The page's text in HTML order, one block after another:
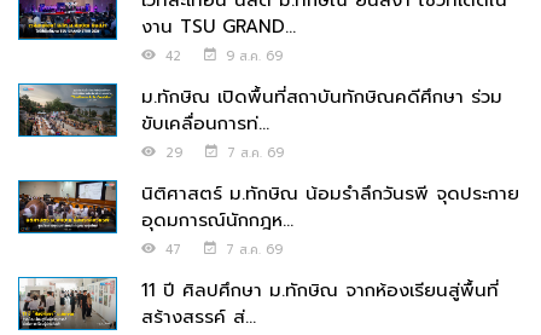
งาน TSU GRAND...
42 9 ส.ค. 69
ม.ทักษิณ เปิดพื้นที่สถาบันทักษิณคดีศึกษา ร่วม
ขับเคลื่อนการท่...
29 7 ส.ค. 69
นิติศาสตร์ ม.ทักษิณ น้อมรำลึกวันรพี จุดประกาย
อุดมการณ์นักกฎห...
47 7 ส.ค. 69
11 ปี ศิลปศึกษา ม.ทักษิณ จากห้องเรียนสู่พื้นที่
สร้างสรรค์ ส่...